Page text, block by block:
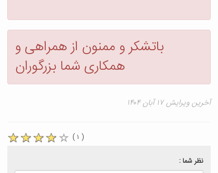
باتشکر و ممنون از همراهی و
همکاری شما بزرگوران
آخرین ویرایش ۱۷ آبان ۱۴۰۴
( ۱ )
نظر شما :